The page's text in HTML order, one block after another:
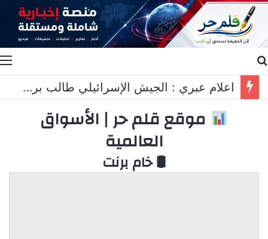
اعلام عبري : الجيش الإسرائيلي طالب برد عسكري قاسٍ في لبنان..
موقع قلم حر | الأسواق
العالمية
🛢 خام برنت